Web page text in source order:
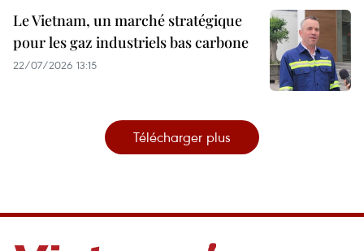
Le Vietnam, un marché stratégique
pour les gaz industriels bas carbone
22/07/2026 13:15
Télécharger plus